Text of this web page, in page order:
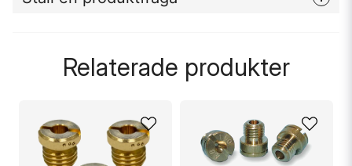
name
Namn
Relaterade produkter